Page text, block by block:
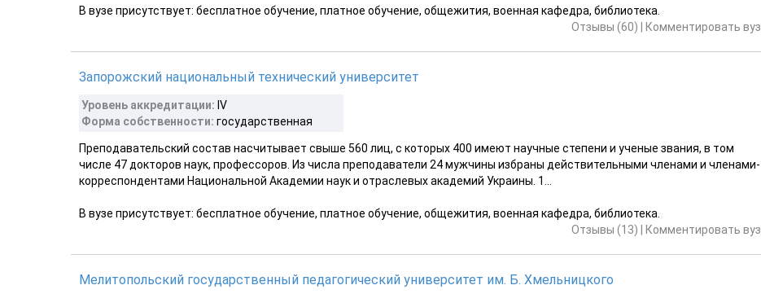
В вузе присутствует: бесплатное обучение, платное обучение, общежития, военная кафедра, библиотека.
Отзывы (60)
Комментировать вуз
Запорожский национальный технический университет
Уровень аккредитации: ІV
Форма собственности: государственная
Преподавательский состав насчитывает свыше 560 лиц, с которых 400 имеют научные степени и ученые звания, в том
числе 47 докторов наук, профессоров. Из числа преподаватели 24 мужчины избраны действительными членами и членами-
корреспондентами Национальной Академии наук и отраслевых академий Украины. 1...
В вузе присутствует: бесплатное обучение, платное обучение, общежития, военная кафедра, библиотека.
Отзывы (13)
Комментировать вуз
Мелитопольский государственный педагогический университет им. Б. Хмельницкого